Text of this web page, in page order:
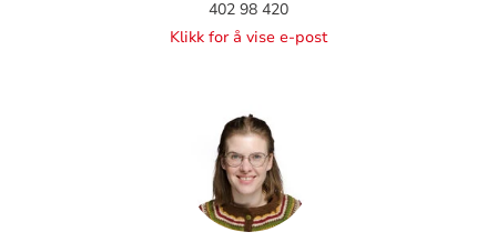
402 98 420
Klikk for å vise e-post